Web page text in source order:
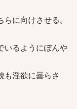
に向けさせる。
いるようにぼんや
も淫欲に曇らさ